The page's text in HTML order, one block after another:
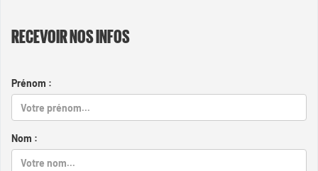
RECEVOIR NOS INFOS
Prénom :
Nom :